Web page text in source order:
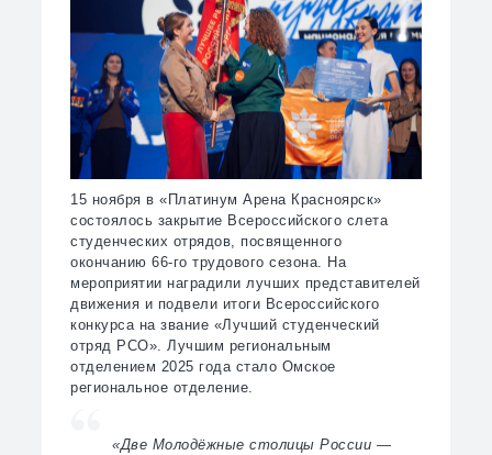
15 ноября в «Платинум Арена Красноярск»
состоялось закрытие Всероссийского слета
студенческих отрядов, посвященного
окончанию 66-го трудового сезона. На
мероприятии наградили лучших представителей
движения и подвели итоги Всероссийского
конкурса на звание «Лучший студенческий
отряд РСО». Лучшим региональным
отделением 2025 года стало Омское
региональное отделение.
«Две Молодёжные столицы России —